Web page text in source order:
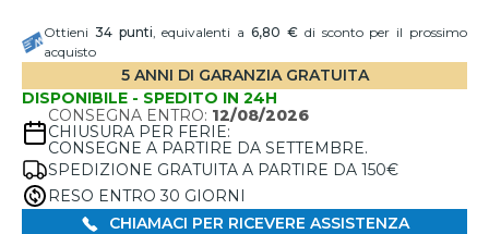
Ottieni 34punti, equivalenti a6,80 €di sconto per il prossimo
acquisto
5 ANNI DI GARANZIA GRATUITA
DISPONIBILE - SPEDITO IN 24H
CONSEGNA ENTRO: 12/08/2026
CHIUSURA PER FERIE:
CONSEGNE A PARTIRE DA SETTEMBRE.
SPEDIZIONE GRATUITA A PARTIRE DA 150€
RESO ENTRO 30 GIORNI
CHIAMACI PER RICEVERE ASSISTENZA